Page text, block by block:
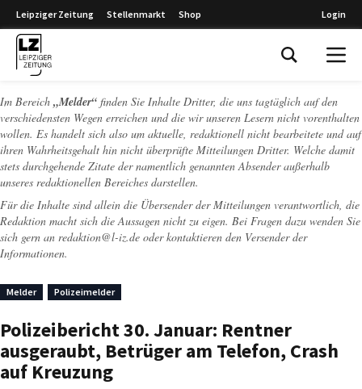
Leipziger Zeitung Stellenmarkt Shop Login
Im Bereich „Melder“ finden Sie Inhalte Dritter, die uns tagtäglich auf den
verschiedensten Wegen erreichen und die wir unseren Lesern nicht vorenthalten
wollen. Es handelt sich also um aktuelle, redaktionell nicht bearbeitete und auf
ihren Wahrheitsgehalt hin nicht überprüfte Mitteilungen Dritter. Welche damit
stets durchgehende Zitate der namentlich genannten Absender außerhalb
unseres redaktionellen Bereiches darstellen.
Für die Inhalte sind allein die Übersender der Mitteilungen verantwortlich, die
Redaktion macht sich die Aussagen nicht zu eigen. Bei Fragen dazu wenden Sie
sich gern an redaktion@l-iz.de oder kontaktieren den Versender der
Informationen.
Melder Polizeimelder
Polizeibericht 30. Januar: Rentner
ausgeraubt, Betrüger am Telefon, Crash
auf Kreuzung